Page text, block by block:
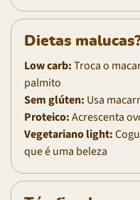
Dietas
Low carb:Troca o
palmito
Sem glúten: Usa
Proteico:Acrescenta
Vegetariano light:
que é uma beleza